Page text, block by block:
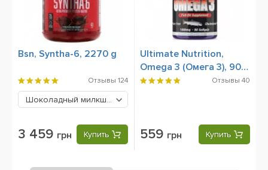
Bsn, Syntha-6, 2270 g
Отзывы 124
Шоколадный милкшейк
3 459 грн Купить
Ultimate Nutrition,
Omega 3 (Омега 3), 90
Softgels
Отзывы 40
559 грн Купить